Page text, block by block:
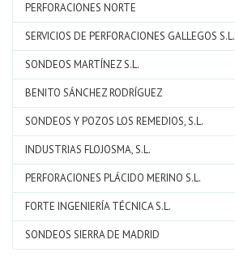
PERFORACIONES NORTE
SERVICIOS DE PERFORACIONES GALLEGOS S.L.
SONDEOS MARTÍNEZ S.L.
BENITO SÁNCHEZ RODRÍGUEZ
SONDEOS Y POZOS LOS REMEDIOS, S.L.
INDUSTRIAS FLOJOSMA, S.L.
PERFORACIONES PLÁCIDO MERINO S.L.
FORTE INGENIERÍA TÉCNICA S.L.
SONDEOS SIERRA DE MADRID